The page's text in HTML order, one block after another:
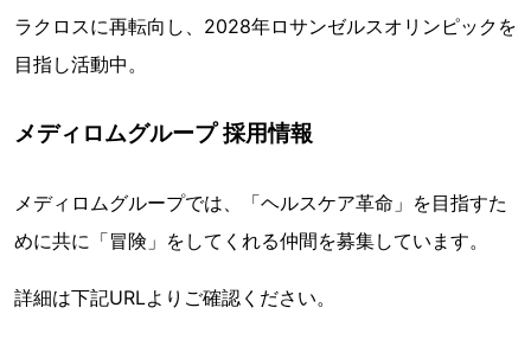
ラクロスに再転向し、2028年ロサンゼルスオリンピックを
目指し活動中。
メディロムグループ 採用情報
メディロムグループでは、「ヘルスケア革命」を目指すた
めに共に「冒険」をしてくれる仲間を募集しています。
詳細は下記URLよりご確認ください。